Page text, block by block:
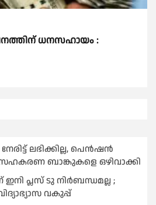
ധനസഹായം :
ലഭിക്കില്ല, പെൻഷൻ
ബാങ്കുകളെ ഒഴിവാക്കി
പ്ലസ് ടു നിര്‍ബന്ധമല്ല ;
വകുപ്പ്